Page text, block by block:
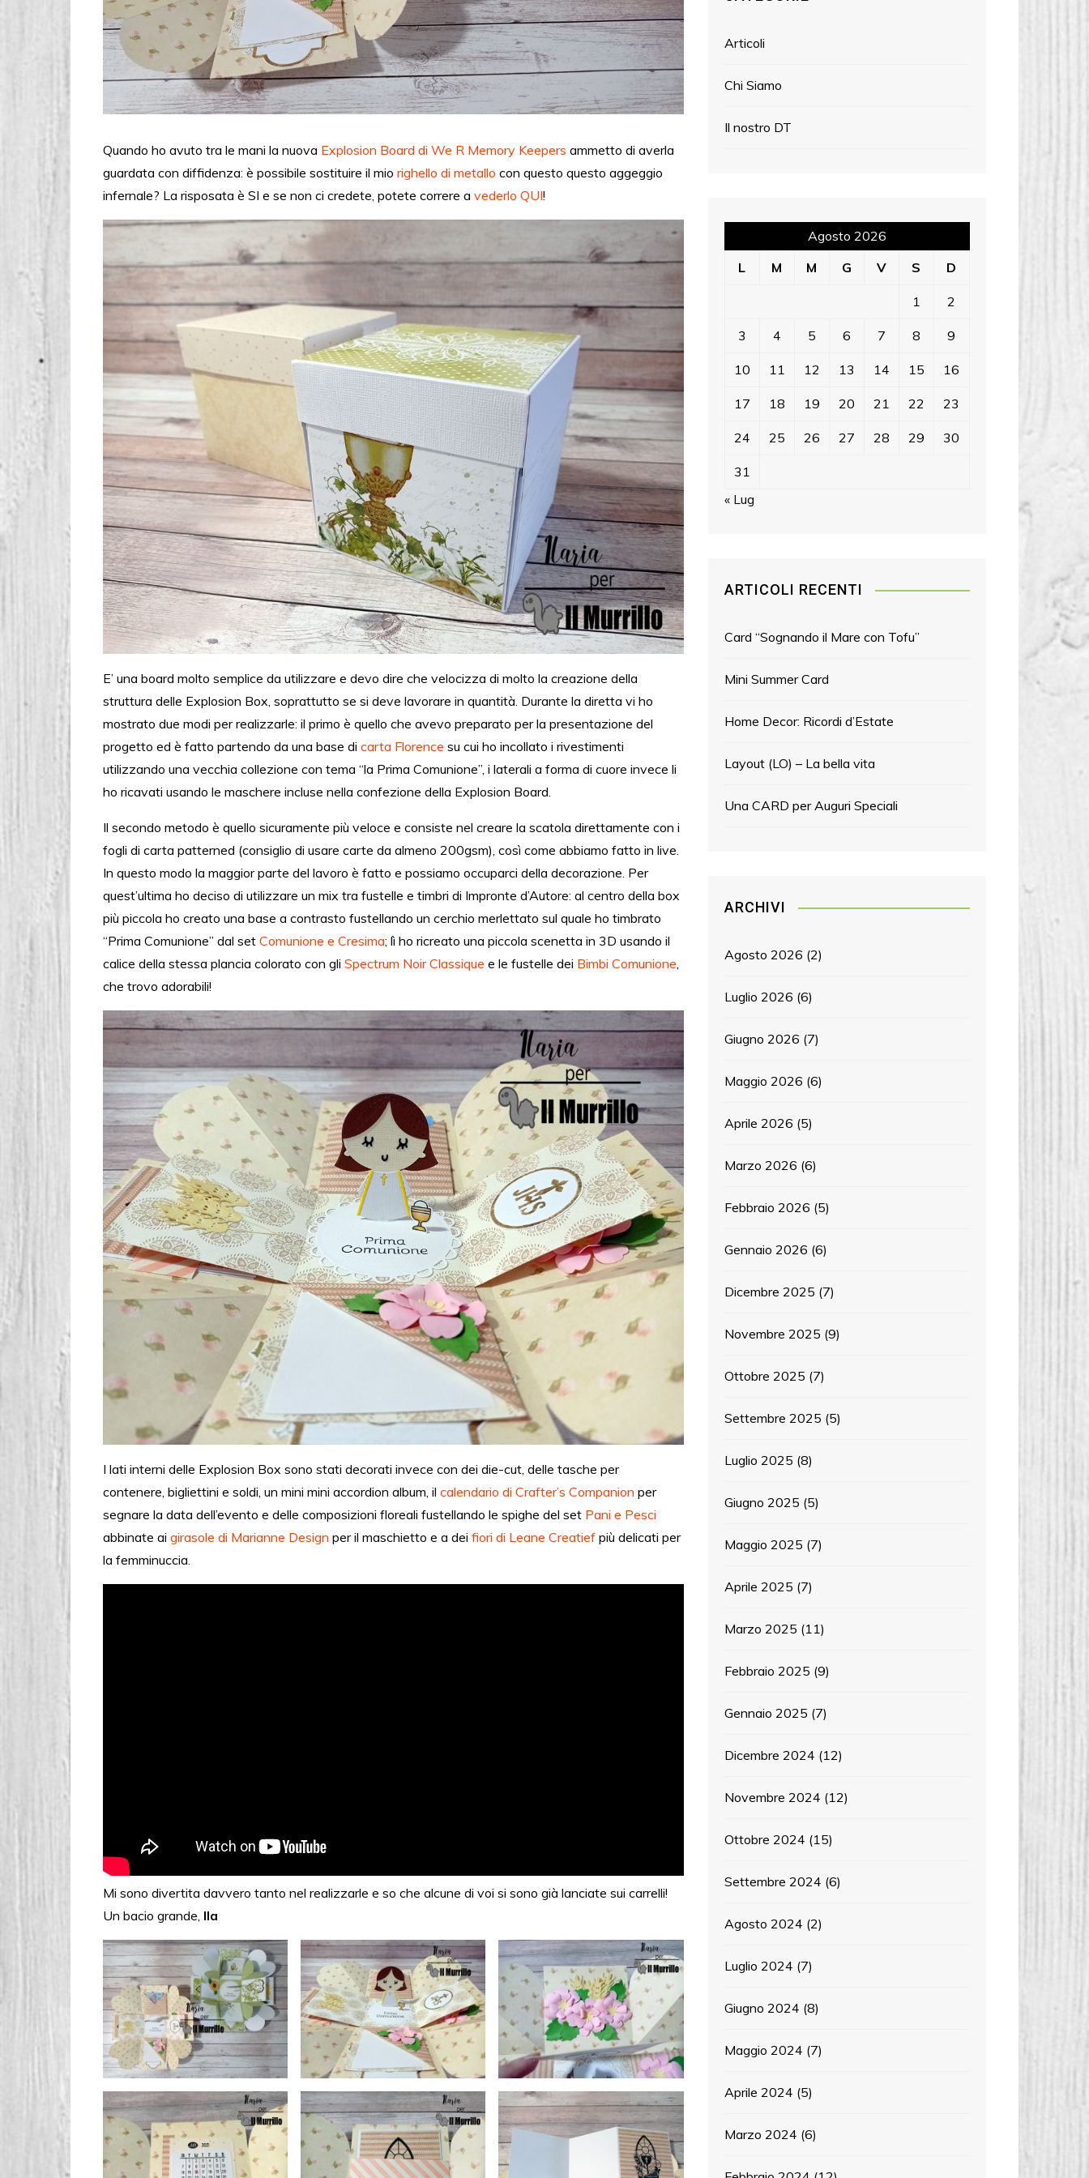
Quando ho avuto tra le mani la nuova Explosion Board di We R Memory Keepers ammetto di averla
guardata con diffidenza: è possibile sostituire il mio righello di metallo con questo questo aggeggio
infernale? La risposata è SI e se non ci credete, potete correre a vederlo QUI!
E’ una board molto semplice da utilizzare e devo dire che velocizza di molto la creazione della
struttura delle Explosion Box, soprattutto se si deve lavorare in quantità. Durante la diretta vi ho
mostrato due modi per realizzarle: il primo è quello che avevo preparato per la presentazione del
progetto ed è fatto partendo da una base di carta Florence su cui ho incollato i rivestimenti
utilizzando una vecchia collezione con tema “la Prima Comunione”, i laterali a forma di cuore invece li
ho ricavati usando le maschere incluse nella confezione della Explosion Board.
Il secondo metodo è quello sicuramente più veloce e consiste nel creare la scatola direttamente con i
fogli di carta patterned (consiglio di usare carte da almeno 200gsm), così come abbiamo fatto in live.
In questo modo la maggior parte del lavoro è fatto e possiamo occuparci della decorazione. Per
quest’ultima ho deciso di utilizzare un mix tra fustelle e timbri di Impronte d’Autore: al centro della box
più piccola ho creato una base a contrasto fustellando un cerchio merlettato sul quale ho timbrato
“Prima Comunione” dal set Comunione e Cresima; lì ho ricreato una piccola scenetta in 3D usando il
calice della stessa plancia colorato con gli Spectrum Noir Classique e le fustelle dei Bimbi Comunione,
che trovo adorabili!
I lati interni delle Explosion Box sono stati decorati invece con dei die-cut, delle tasche per
contenere, bigliettini e soldi, un mini mini accordion album, il calendario di Crafter’s Companion per
segnare la data dell’evento e delle composizioni floreali fustellando le spighe del set Pani e Pesci
abbinate ai girasole di Marianne Design per il maschietto e a dei fiori di Leane Creatief più delicati per
la femminuccia.
Mi sono divertita davvero tanto nel realizzarle e so che alcune di voi si sono già lanciate sui carrelli!
Un bacio grande, Ila
Articoli
Chi Siamo
Il nostro DT
Agosto 2026
L
M M G V S D
1 2
3 4 5 6 7 8 9
10 11 12 13 14 15 16
17 18 19 20 21 22 23
24 25 26 27 28 29 30
31
« Lug
ARTICOLI RECENTI
Card “Sognando il Mare con Tofu”
Mini Summer Card
Home Decor: Ricordi d’Estate
Layout (LO) – La bella vita
Una CARD per Auguri Speciali
ARCHIVI
Agosto 2026 (2)
Luglio 2026 (6)
Giugno 2026 (7)
Maggio 2026 (6)
Aprile 2026 (5)
Marzo 2026 (6)
Febbraio 2026 (5)
Gennaio 2026 (6)
Dicembre 2025 (7)
Novembre 2025 (9)
Ottobre 2025 (7)
Settembre 2025 (5)
Luglio 2025 (8)
Giugno 2025 (5)
Maggio 2025 (7)
Aprile 2025 (7)
Marzo 2025 (11)
Febbraio 2025 (9)
Gennaio 2025 (7)
Dicembre 2024 (12)
Novembre 2024 (12)
Ottobre 2024 (15)
Settembre 2024 (6)
Agosto 2024 (2)
Luglio 2024 (7)
Giugno 2024 (8)
Maggio 2024 (7)
Aprile 2024 (5)
Marzo 2024 (6)